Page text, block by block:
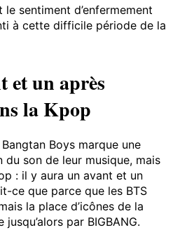
le sentiment d’enfermement
à cette difficile période de la
et un après
la Kpop
Boys marque une
du son de leur musique, mais
: il y aura un avant et un
ce que parce que les BTS
la place d’icônes de la
par BIGBANG.